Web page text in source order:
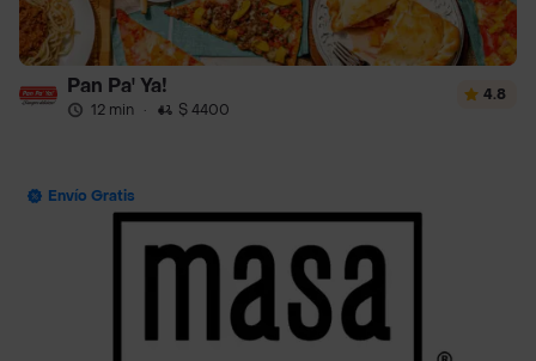
Pan Pa' Ya!
12 min · $ 4400
4.8
Envío Gratis